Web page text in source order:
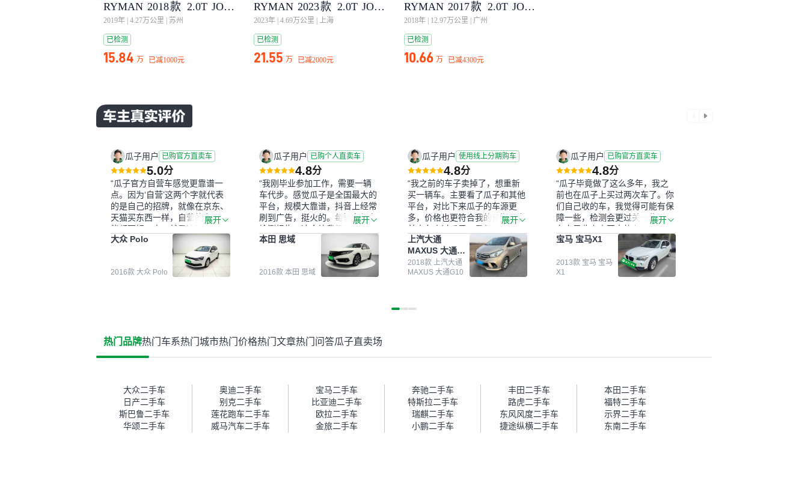
RYMAN 2018款 2.0T JOHN
COOPER WORKS ALL-IN
2019年 4.27万公里 苏州
已检测
15.84 万 已减1000元
RYMAN 2023款 2.0T JOHN
COOPER WORKS
2023年 4.69万公里 上海
已检测
21.55 万 已减2000元
RYMAN 2017款 2.0T JOHN
COOPER WORKS
2018年 12.97万公里 广州
已检测
10.66 万 已减4300元
瓜子用户 已购官方直卖车
5.0分
“瓜子官方自营车感觉更靠谱一
点。因为‘自营’这两个字就代表
的是自己的招牌，就像在京东、
天猫买东西一样，自营的东西可
能都要好一点。就是这种刻板印
象吧。一开始买二手车的时候，
我确实有担心过事故车、泡水车
这些问题。瓜子的检测报告其实
并不能完全打消顾虑，因为我也
果跟你们的报告是符合的，所以
这次车况没问题。购车流程挺快
车。去之前我提前跟交接人员说
好，到了之后要当着我的面再做
一次复检，你们也安排了师傅，
服务可以，速度很快。体验下来
自营车的感觉是要比个人车好一
展开
大众 Polo
2016款 大众 Polo
瓜子用户 已购个人直卖车
4.8分
“我刚毕业参加工作，需要一辆
车代步。感觉瓜子是全国最大的
平台，规模大靠谱，抖音上经常
刷到广告，挺火的。每辆车都有
检测报告，这个让我很放心。去
外面买车全凭卖家一张嘴，不敢
买。我买了本田思域，白色，过
户次数少，公里数符合，虽然价
格比我心理预期略高一点，但瓜
价格比车商那便宜，车况也有检
展开
本田 思域
2016款 本田 思域
瓜子用户 使用线上分期购车
4.8分
“我之前的车子卖掉了，想重新
买一辆车。主要看了瓜子和其他
平台，对比下来瓜子的车源更
多，价格也更符合我的预期。之
前卖车来过瓜子，虽然价格没谈
成，但APP一直留着。瓜子毕竟
是大平台，整体印象还好。我最
终买了一台上汽大通，18年的
车，公里数9万多，符合我的要
捷，其他平台的分期需要到当地
障。”
展开
上汽大通
MAXUS 大通
G10
2018款 上汽大通
MAXUS 大通G10
瓜子用户 已购官方直卖车
4.8分
“瓜子毕竟做了这么多年，我之
前也在瓜子上买过两次车了。你
们自己收的车，我觉得可能有保
障一些，检测会更过关一些。平
台自己收上来再卖的车，应该更
可靠。我买的是宝马X1，主要看
中它的价格和公里数比较合适。
另外，瓜子承诺无火烧、无事
故、无泡水、无调表，在平台自
帮我谈价。自营车我讲过价，最
后是通过花一块钱买优惠券的方
式，便宜了800块钱成交。”
展开
宝马 宝马X1
2013款 宝马 宝马
X1
热门品牌热门车系热门城市热门价格热门文章热门问答瓜子直卖场
大众二手车 奥迪二手车 宝马二手车 奔驰二手车 丰田二手车
本田二手车
日产二手车
别克二手车 比亚迪二手车 特斯拉二手车 路虎二手车
福特二手车
斯巴鲁二手车
莲花跑车二手车 欧拉二手车 瑞麒二手车 东风风度二手车
示界二手车
华颂二手车
威马汽车二手车 金旅二手车 小鹏二手车 捷途纵横二手车 东南二手车